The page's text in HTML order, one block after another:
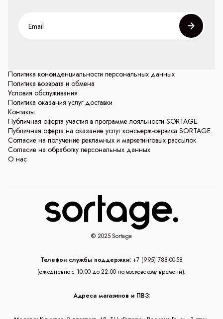
Политика конфиденциальности персональных данных
Политика возврата и обмена
Условия обслуживания
Политика оказания услуг доставки
Контакты
Публичная оферта участия в программе лояльности SORTAGE.
Публичная оферта на оказание услуг консьерж-сервиса SORTAGE.
Согласие на получение рекламных и маркетинговых рассылок
Согласие на обработку персональных данных
О нас
© 2025 Sortage
Телефон службы поддержки: +7 (995) 788-00-58
(ежедневно с 10:00 до 22:00 по московскому времени).
Адреса магазинов и ПВЗ: